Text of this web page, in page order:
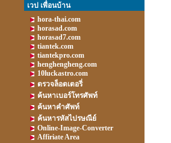
เวป เพื่อนบ้าน
hora-thai.com
horasad.com
horasad7.com
tiantek.com
tiantekpro.com
henghengheng.com
10luckastro.com
ตรวจล็อตเตอรี่
ค้นหาเบอร์โทรศัพท์
ค้นหาคำศัพท์
ค้นหารหัสไปรษณีย์
Online-Image-Converter
Affiriate Area